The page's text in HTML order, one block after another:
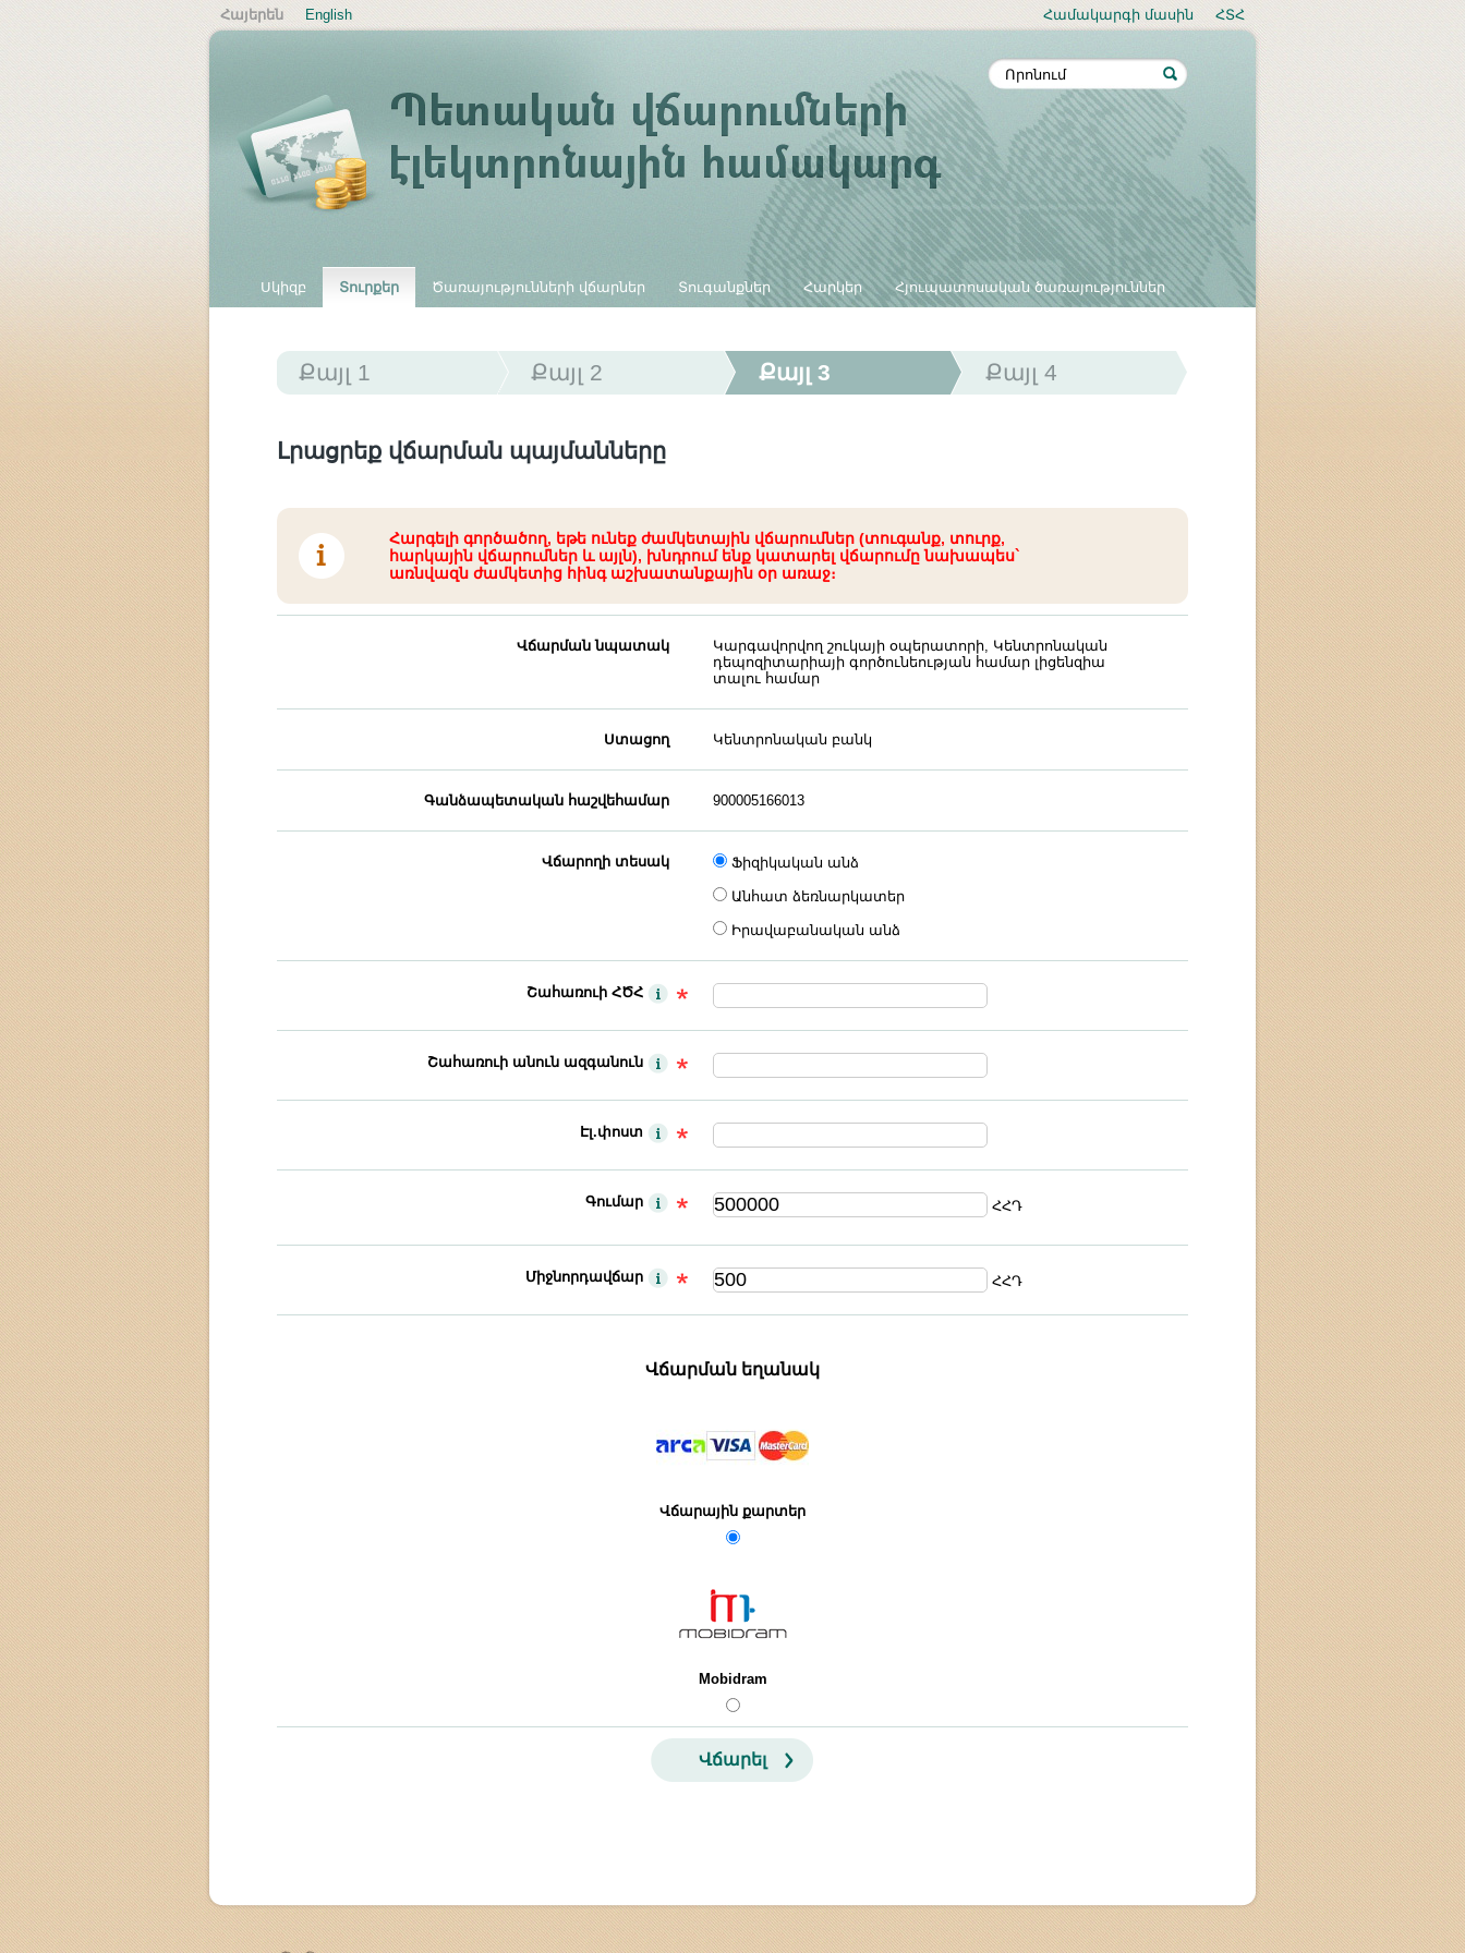
Հայերեն English Համակարգի մասին ՀՏՀ
Սկիզբ Տուրքեր Ծառայությունների վճարներ Տուգանքներ Հարկեր Հյուպատոսական ծառայություններ
Քայլ 1 Քայլ 2 Քայլ 3 Քայլ 4
Լրացրեք վճարման պայմանները
Հարգելի գործածող, եթե ունեք ժամկետային վճարումներ (տուգանք, տուրք,
հարկային վճարումներ և այլն), խնդրում ենք կատարել վճարումը նախապես`
առնվազն ժամկետից հինգ աշխատանքային օր առաջ։
Վճարման նպատակ
Կարգավորվող շուկայի օպերատորի, Կենտրոնական
դեպոզիտարիայի գործունեության համար լիցենզիա
տալու համար
Ստացող Կենտրոնական բանկ
Գանձապետական հաշվեհամար 900005166013
Վճարողի տեսակ Ֆիզիկական անձ
Անհատ ձեռնարկատեր
Իրավաբանական անձ
Շահառուի ՀԾՀ
Շահառուի անուն ազգանուն
Էլ.փոստ
Գումար ՀՀԴ
Միջնորդավճար ՀՀԴ
Վճարման եղանակ
Վճարային քարտեր
Mobidram
Վճարել